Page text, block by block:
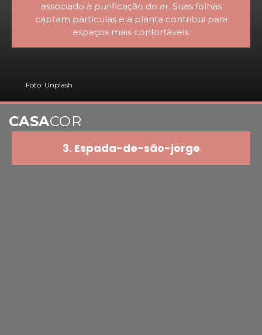
associado à purificação do ar. Suas folhas
captam partículas e a planta contribui para
espaços mais confortáveis.
Foto: Unplash
3. Espada-de-são-jorge
CASACOR